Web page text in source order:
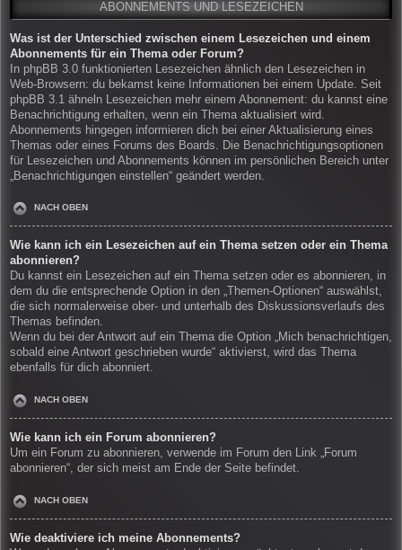
ABONNEMENTS UND LESEZEICHEN
Was ist der Unterschied zwischen einem Lesezeichen und einem
Abonnements für ein Thema oder Forum?
In phpBB 3.0 funktionierten Lesezeichen ähnlich den Lesezeichen in
Web-Browsern: du bekamst keine Informationen bei einem Update. Seit
phpBB 3.1 ähneln Lesezeichen mehr einem Abonnement: du kannst eine
Benachrichtigung erhalten, wenn ein Thema aktualisiert wird.
Abonnements hingegen informieren dich bei einer Aktualisierung eines
Themas oder eines Forums des Boards. Die Benachrichtigungsoptionen
für Lesezeichen und Abonnements können im persönlichen Bereich unter
„Benachrichtigungen einstellen“ geändert werden.
NACH OBEN
Wie kann ich ein Lesezeichen auf ein Thema setzen oder ein Thema
abonnieren?
Du kannst ein Lesezeichen auf ein Thema setzen oder es abonnieren, in
dem du die entsprechende Option in den „Themen-Optionen“ auswählst,
die sich normalerweise ober- und unterhalb des Diskussionsverlaufs des
Themas befinden.
Wenn du bei der Antwort auf ein Thema die Option „Mich benachrichtigen,
sobald eine Antwort geschrieben wurde“ aktivierst, wird das Thema
ebenfalls für dich abonniert.
NACH OBEN
Wie kann ich ein Forum abonnieren?
Um ein Forum zu abonnieren, verwende im Forum den Link „Forum
abonnieren“, der sich meist am Ende der Seite befindet.
NACH OBEN
Wie deaktiviere ich meine Abonnements?